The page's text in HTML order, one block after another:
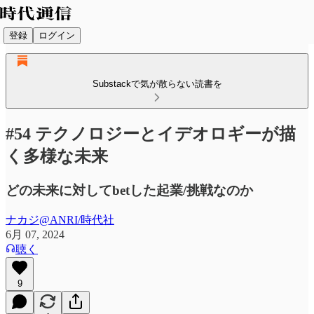
登録 ログイン
Substackで気が散らない読書を
#54 テクノロジーとイデオロギーが描
く多様な未来
どの未来に対してbetした起業/挑戦なのか
ナカジ@ANRI/時代社
6月 07, 2024
聴く
9